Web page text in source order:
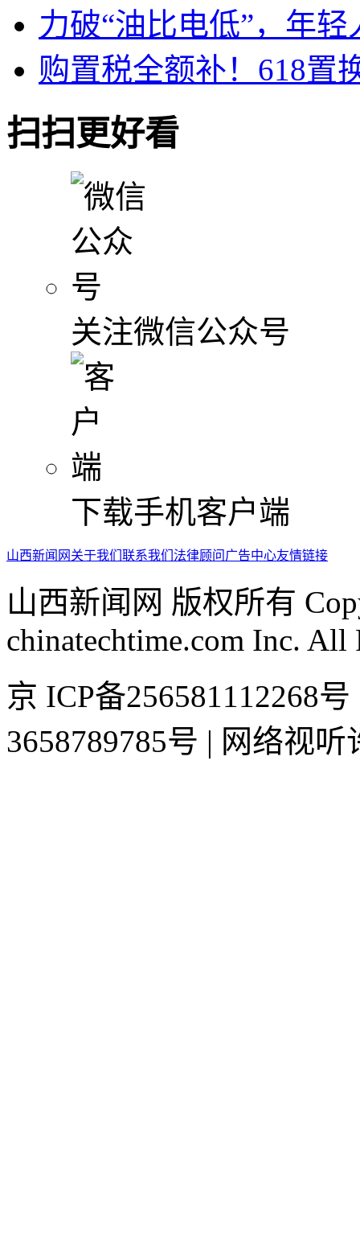
力破“油比电低”，年轻
购置税全额补！618置
扫扫更好看
关注微信公众号
下载手机客户端
山西新闻网 关于我们 联系我们 法律顾问 广告中心友情链接
山西新闻网 版权所有
chinatechtime.com Inc. All
京 ICP备256581112268
3658789785号 | 网络视听